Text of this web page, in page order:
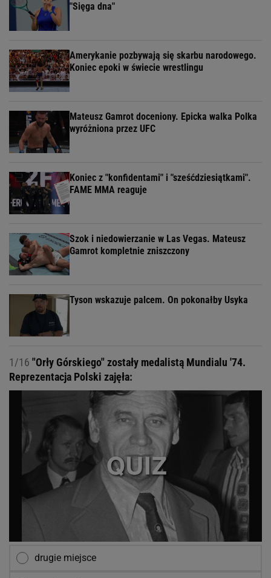
"Sięga dna"
Amerykanie pozbywają się skarbu narodowego.
Koniec epoki w świecie wrestlingu
Mateusz Gamrot doceniony. Epicka walka Polka
wyróżniona przez UFC
Koniec z "konfidentami" i "sześćdziesiątkami".
FAME MMA reaguje
Szok i niedowierzanie w Las Vegas. Mateusz
Gamrot kompletnie zniszczony
Tyson wskazuje palcem. On pokonałby Usyka
1/16 "Orły Górskiego" zostały medalistą Mundialu '74.
Reprezentacja Polski zajęła:
drugie miejsce